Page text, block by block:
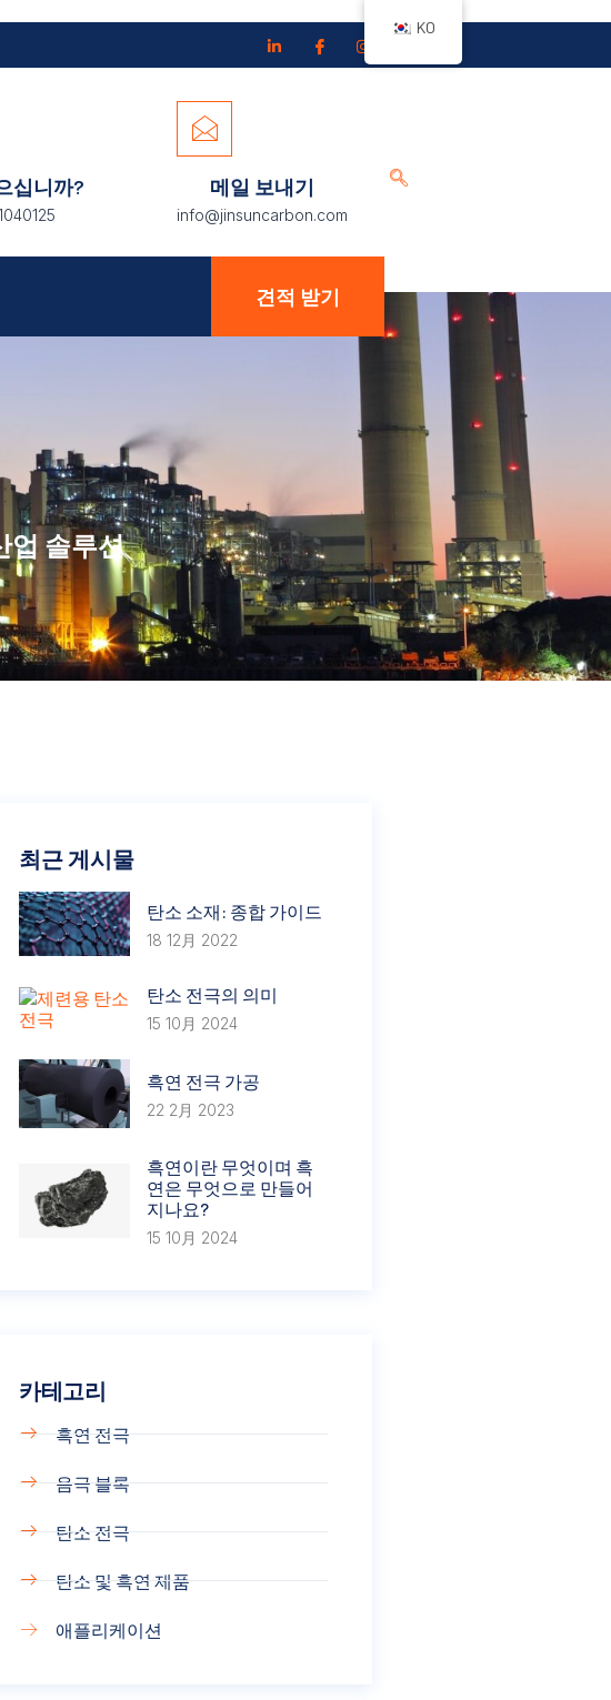
십니까? 메일 보내기
info@jinsuncarbon.com
견적 받기
업 솔루션
최근 게시물
탄소 소재: 종합 가이드
18 12月 2022
탄소 전극의 의미
15 10月 2024
흑연 전극 가공
22 2月 2023
흑연이란 무엇이며 흑
연은 무엇으로 만들어
지나요?
15 10月 2024
카테고리
흑연 전극
음극 블록
탄소 전극
탄소 및 흑연 제품
애플리케이션
KO